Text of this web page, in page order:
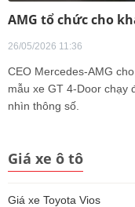
AMG tổ chức cho
26/05/2026 11:36
CEO Mercedes-AMG
mẫu xe GT 4-Door chạy
nhìn thông số.
Giá xe ô tô
Giá xe Toyota Vios